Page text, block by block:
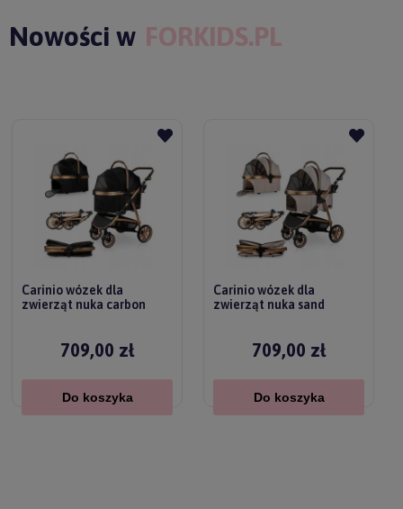
Nowości w FORKIDS.PL
Carinio wózek dla
zwierząt nuka carbon
709,00 zł
Do koszyka
Carinio wózek dla
zwierząt nuka sand
709,00 zł
Do koszyka